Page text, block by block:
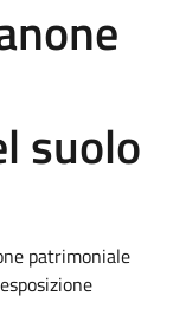
suolo
patrimoniale